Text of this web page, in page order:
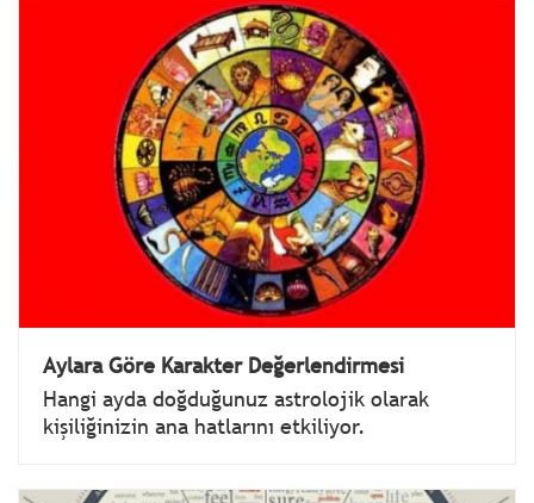
Aylara Göre Karakter Değerlendirmesi
Hangi ayda doğduğunuz astrolojik olarak
kişiliğinizin ana hatlarını etkiliyor.